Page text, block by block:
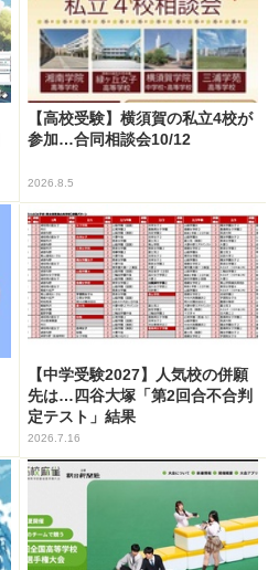
【高校受験】横須賀の私立4校が
参加…合同相談会10/12
2026.8.5
【中学受験2027】人気校の併願
先は…四谷大塚「第2回合不合判
定テスト」結果
2026.7.16